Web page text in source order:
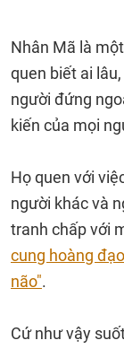
Nhân Mã là
quen biết ai
người đứng
kiến của mọi
Họ quen với
người khác và
tranh chấp với
cung hoàng
não".
Cứ như vậy